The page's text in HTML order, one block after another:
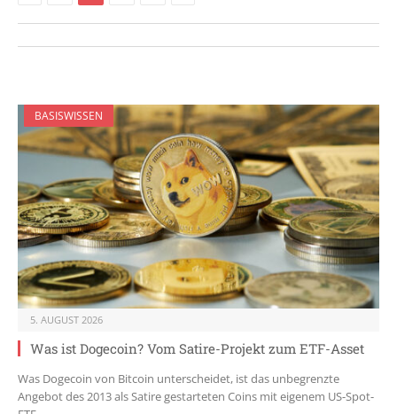
BASISWISSEN
5. AUGUST 2026
Was ist Dogecoin? Vom Satire-Projekt zum ETF-Asset
Was Dogecoin von Bitcoin unterscheidet, ist das unbegrenzte
Angebot des 2013 als Satire gestarteten Coins mit eigenem US-Spot-